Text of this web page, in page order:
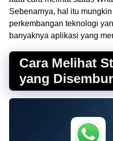
Sebenarnya, hal itu
perkembangan teknologi
banyaknya aplikasi yang
Cara Melihat
yang